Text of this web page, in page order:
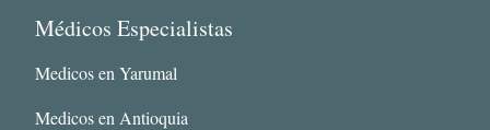
Médicos Especialistas
Medicos en Yarumal
Medicos en Antioquia